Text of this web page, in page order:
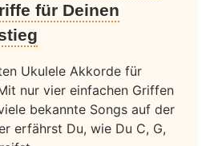
für Deinen
Ukulele Akkorde für
nur vier einfachen Griffen
bekannte Songs auf der
erfährst Du, wie Du C, G,